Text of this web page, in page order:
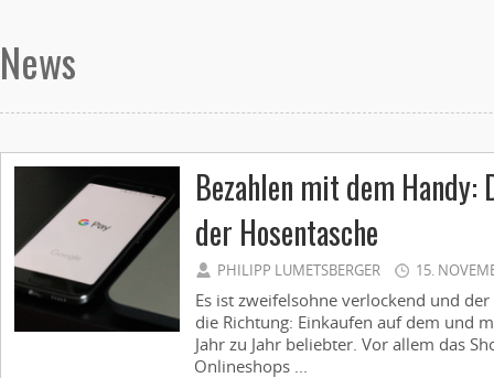
News
Bezahlen mit dem Handy:
der Hosentasche
PHILIPP LUMETSBERGER 15.
Es ist zweifelsohne verlockend und
die Richtung: Einkaufen auf dem und
Jahr zu Jahr beliebter. Vor allem das
Onlineshops ...